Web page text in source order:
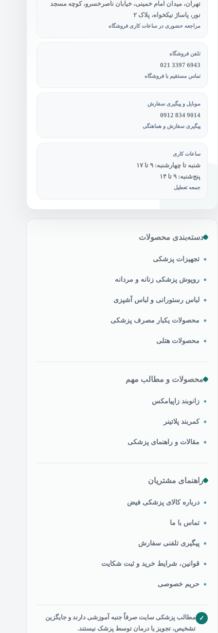
تهران، میدان امام خمینی، خیابان ناصرخسرو، کوچه مسجد
نور، پاساژ نیکخواه، پلاک ۲
مراجعه حضوری در ساعات کاری فروشگاه
تلفن فروشگاه
021 3397 6943
تماس مستقیم با فروشگاه
موبایل و پیگیری سفارش
0912 834 9014
پیگیری سفارش و هماهنگی
ساعات کاری
شنبه تا چهارشنبه: ۹ تا ۱۷
پنج‌شنبه: ۹ تا ۱۴
جمعه تعطیل
دسته‌بندی محصولات
تجهیزات پزشکی
روپوش پزشکی زنانه و مردانه
لباس رستورانی و لباس آشپزی
محصولات یکبار مصرف پزشکی
محصولات هتلی
محصولات و مطالب مهم
زانوبند زاپیامکس
کمربند پلاتینر
مقالات و راهنمای پزشکی
راهنمای مشتریان
درباره کالای پزشکی فیض
تماس با ما
پیگیری تلفنی سفارش
قوانین، شرایط خرید و ثبت شکایت
حریم خصوصی
✓
مطالب پزشکی سایت صرفاً جنبه آموزشی دارند و جایگزین
تشخیص، تجویز یا درمان توسط پزشک نیستند.